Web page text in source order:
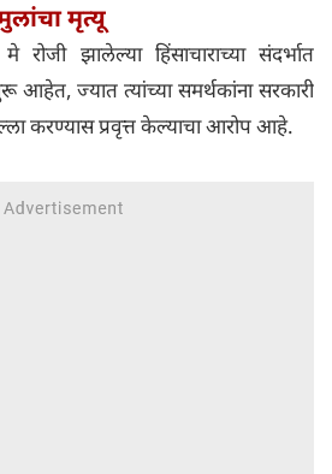
मृत्यू
झालेल्या हिंसाचाराच्या संदर्भात
ज्यात त्यांच्या समर्थकांना सरकारी
करण्यास प्रवृत्त केल्याचा आरोप आहे.